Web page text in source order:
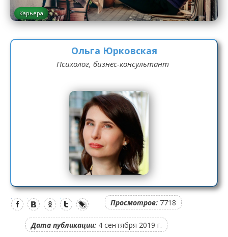
Карьера
Ольга Юрковская
Психолог, бизнес-консультант
Просмотров: 7718
Дата публикации: 4 сентября 2019 г.